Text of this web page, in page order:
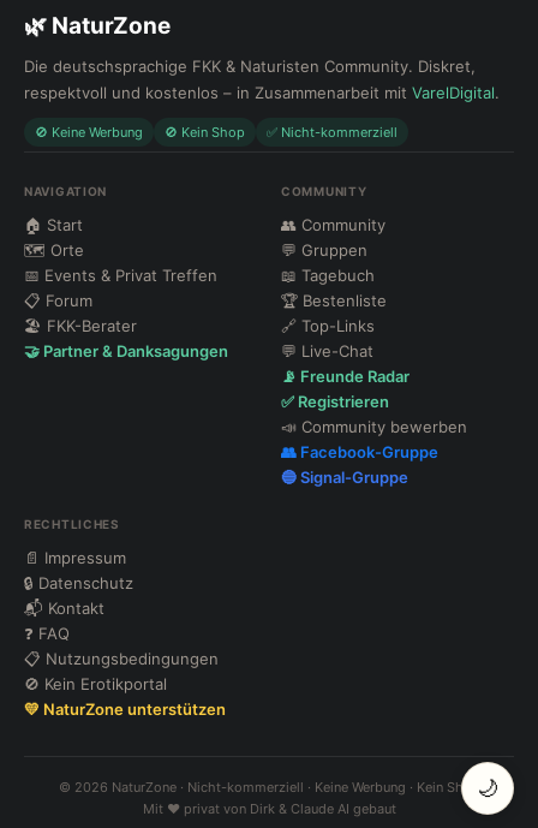
🌙
🌿 NaturZone
Die deutschsprachige FKK & Naturisten Community. Diskret,
respektvoll und kostenlos – in Zusammenarbeit mit VarelDigital.
🚫 Keine Werbung 🚫 Kein Shop ✅ Nicht-kommerziell
NAVIGATION
🏠 Start
🗺 Orte
📅 Events & Privat Treffen
📋 Forum
🏖 FKK-Berater
🤝 Partner & Danksagungen
COMMUNITY
👥 Community
💬 Gruppen
📖 Tagebuch
🏆 Bestenliste
🔗 Top-Links
💬 Live-Chat
📡 Freunde Radar
✅ Registrieren
📣 Community bewerben
👥 Facebook-Gruppe
🔵 Signal-Gruppe
RECHTLICHES
📄 Impressum
🔒 Datenschutz
📬 Kontakt
❓ FAQ
📋 Nutzungsbedingungen
🚫 Kein Erotikportal
💛 NaturZone unterstützen
© 2026 NaturZone · Nicht-kommerziell · Keine Werbung · Kein Shop
Mit ❤️ privat von Dirk & Claude AI gebaut